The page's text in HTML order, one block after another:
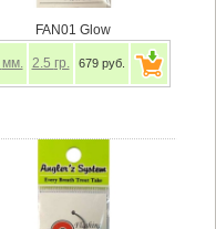
FAN01 Glow
мм. 2.5 гр. 679 руб.